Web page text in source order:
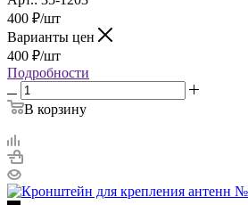
400 ₽/шт
Варианты цен
400 ₽/шт
Подробности
В корзину